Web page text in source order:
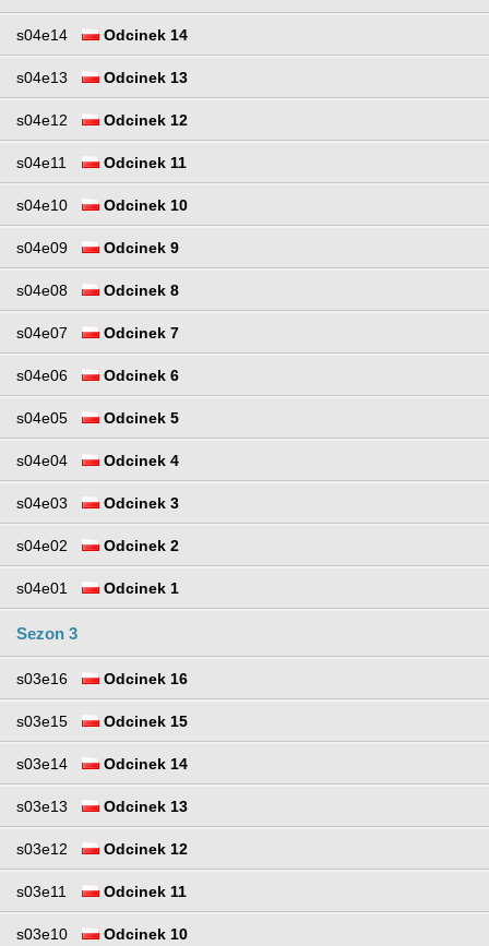
s04e14 Odcinek 14
s04e13 Odcinek 13
s04e12 Odcinek 12
s04e11 Odcinek 11
s04e10 Odcinek 10
s04e09 Odcinek 9
s04e08 Odcinek 8
s04e07 Odcinek 7
s04e06 Odcinek 6
s04e05 Odcinek 5
s04e04 Odcinek 4
s04e03 Odcinek 3
s04e02 Odcinek 2
s04e01 Odcinek 1
Sezon 3
s03e16 Odcinek 16
s03e15 Odcinek 15
s03e14 Odcinek 14
s03e13 Odcinek 13
s03e12 Odcinek 12
s03e11 Odcinek 11
s03e10 Odcinek 10